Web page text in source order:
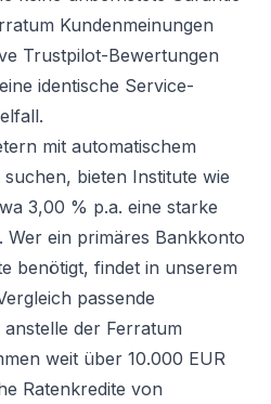
Kundenmeinungen
Trustpilot-Bewertungen
identische Service-
mit automatischem
bieten Institute wie
3,00 % p.a. eine starke
ein primäres Bankkonto
benötigt, findet in unserem
passende
der Ferratum
weit über 10.000 EUR
Ratenkredite von